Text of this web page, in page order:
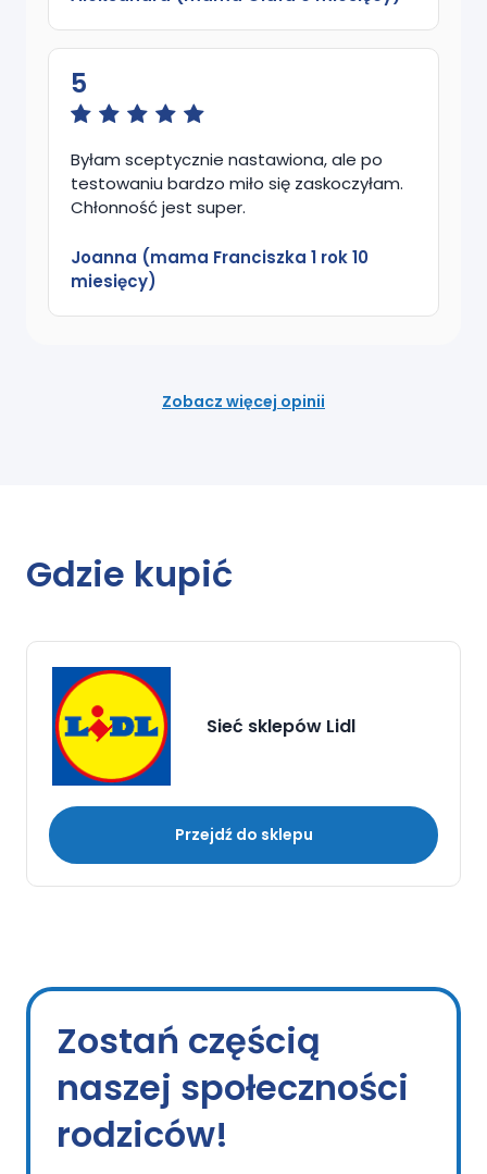
5
Byłam sceptycznie nastawiona, ale po
testowaniu bardzo miło się zaskoczyłam.
Chłonność jest super.
Joanna (mama Franciszka 1 rok 10
miesięcy)
Zobacz więcej opinii
Gdzie kupić
Sieć sklepów Lidl
Przejdź do sklepu
Zostań częścią
naszej społeczności
rodziców!